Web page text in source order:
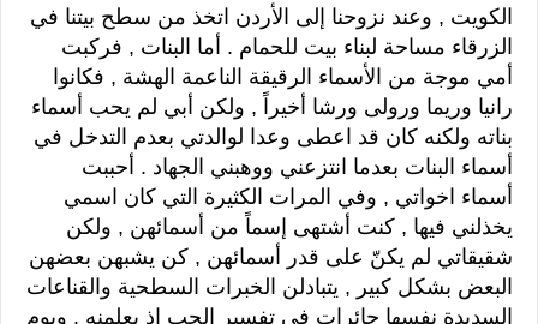
الكويت , وعند نزوحنا إلى الأردن اتخذ من سطح بيتنا في
الزرقاء مساحة لبناء بيت للحمام . أما البنات , فركبت
أمي موجة من الأسماء الرقيقة الناعمة الهشة , فكانوا
رانيا وريما ورولى ورشا أخيراً , ولكن أبي لم يحب أسماء
بناته ولكنه كان قد اعطى وعدا لوالدتي بعدم التدخل في
أسماء البنات بعدما انتزعني ووهبني الجهاد . أحببت
أسماء اخواتي , وفي المرات الكثيرة التي كان اسمي
يخذلني فيها , كنت أشتهى إسماً من أسمائهن , ولكن
شقيقاتي لم يكنّ على قدر أسمائهن , كن يشبهن بعضهن
البعض بشكل كبير , يتبادلن الخبرات السطحية والقناعات
السديدة نفسها حائرات في تفسير الحب إذ يعلمنه . ويوم